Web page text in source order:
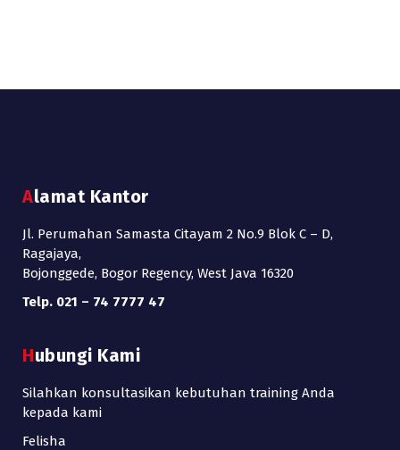
Alamat Kantor
Jl. Perumahan Samasta Citayam 2 No.9 Blok C – D,
Ragajaya,
Bojonggede, Bogor Regency, West Java 16320
Telp. 021 – 74 7777 47
Hubungi Kami
Silahkan konsultasikan kebutuhan training Anda
kepada kami
Felisha